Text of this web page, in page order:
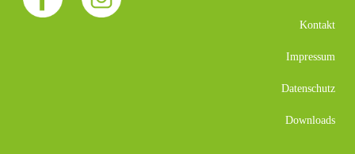
Kontakt
Impressum
Datenschutz
Downloads